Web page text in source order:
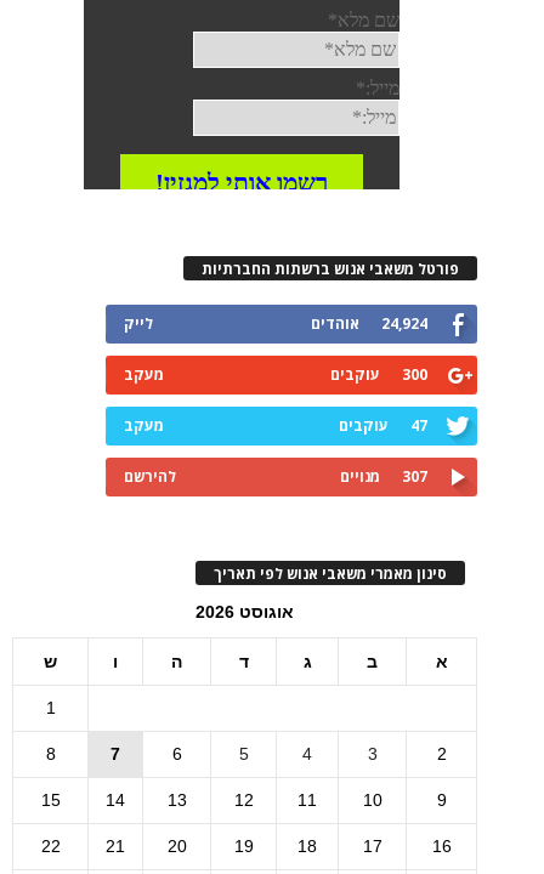
פורטל משאבי אנוש ברשתות החברתיות
24,924 אוהדים לייק
300 עוקבים מעקב
47 עוקבים מעקב
307 מנויים להירשם
סינון מאמרי משאבי אנוש לפי תאריך
אוגוסט 2026
א ב ג ד ה ו ש
1
2
3
4
5
6
7
8
9
10
11
12
13
14
15
16
17
18
19
20
21
22